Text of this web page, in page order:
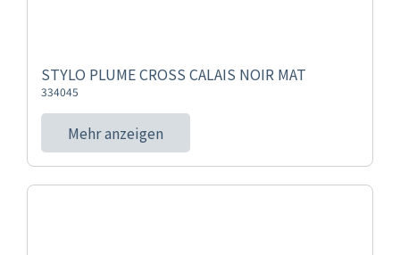
STYLO PLUME CROSS CALAIS NOIR MAT
334045
Mehr anzeigen